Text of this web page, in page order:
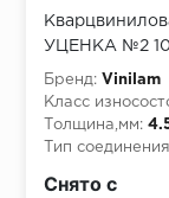
Условия
УЦЕНКА №2
Бренд: Vinilam
Класс
Толщина,мм:
Тип
Снято с